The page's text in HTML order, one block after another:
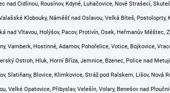
nad Cidlinou, Rousínov, Kdyně, Luhačovice, Nové Strašecí,
Klobouky, Náměšť nad Oslavou, Velká Bíteš, Postoloprty,
nad Vltavou, Holýšov, Pacov, Protivín, Osek, Heřmanův Měštec,
Vamberk, Hostinné, Adamov, Pohořelice, Votice, Bojkovice,
Ostroh, Hluk, Horní Bříza, Jemnice, Bzenec, Police nad
Slatiňany, Blovice, Klimkovice, Stráž pod Ralskem, Lišov, Nová
Velké Opatovice, Přibyslav, Velešín, Volary, Benešov nad